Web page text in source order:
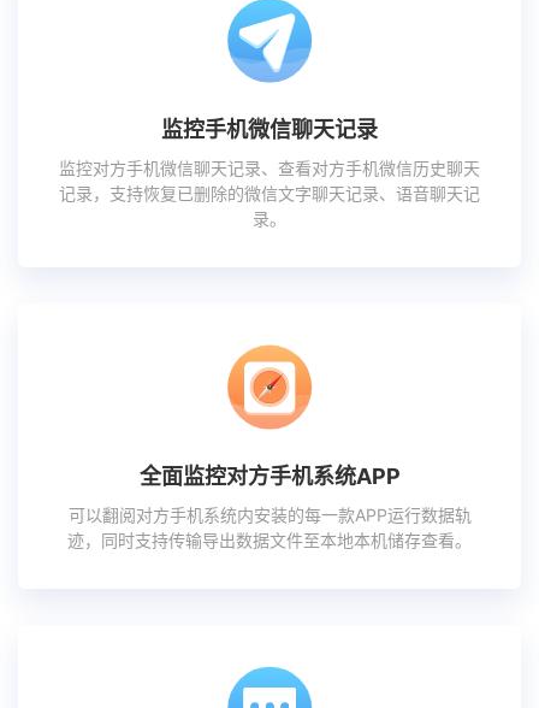
监控手机微信聊天记录
监控对方手机微信聊天记录、查看对方手机微信历史聊天
记录，支持恢复已删除的微信文字聊天记录、语音聊天记
录。
全面监控对方手机系统APP
可以翻阅对方手机系统内安装的每一款APP运行数据轨
迹，同时支持传输导出数据文件至本地本机储存查看。